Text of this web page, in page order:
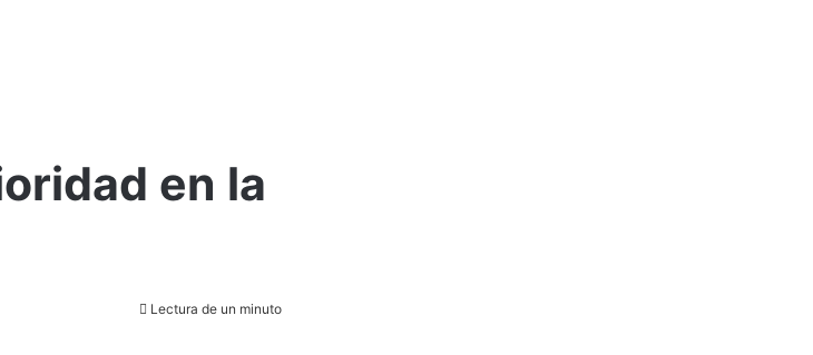
en la
Lectura de un minuto